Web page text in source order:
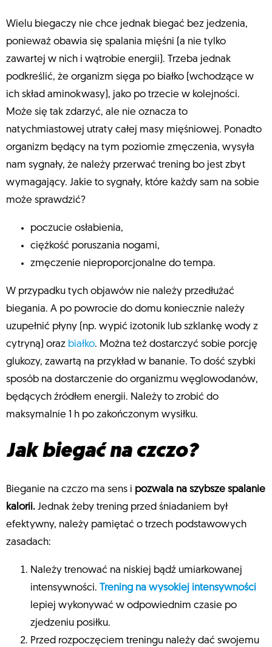
Wielu biegaczy nie chce jednak biegać bez jedzenia,
ponieważ obawia się spalania mięśni (a nie tylko
zawartej w nich i wątrobie energii). Trzeba jednak
podkreślić, że organizm sięga po białko (wchodzące w
ich skład aminokwasy), jako po trzecie w kolejności.
Może się tak zdarzyć, ale nie oznacza to
natychmiastowej utraty całej masy mięśniowej. Ponadto
organizm będący na tym poziomie zmęczenia, wysyła
nam sygnały, że należy przerwać trening bo jest zbyt
wymagający. Jakie to sygnały, które każdy sam na sobie
może sprawdzić?
poczucie osłabienia,
ciężkość poruszania nogami,
zmęczenie nieproporcjonalne do tempa.
W przypadku tych objawów nie należy przedłużać
biegania. A po powrocie do domu koniecznie należy
uzupełnić płyny (np. wypić izotonik lub szklankę wody z
cytryną) oraz białko. Można też dostarczyć sobie porcję
glukozy, zawartą na przykład w bananie. To dość szybki
sposób na dostarczenie do organizmu węglowodanów,
będących źródłem energii. Należy to zrobić do
maksymalnie 1 h po zakończonym wysiłku.
Jak biegać na czczo?
Bieganie na czczo ma sens i pozwala na szybsze spalanie
kalorii. Jednak żeby trening przed śniadaniem był
efektywny, należy pamiętać o trzech podstawowych
zasadach:
Należy trenować na niskiej bądź umiarkowanej
intensywności. Trening na wysokiej intensywności
lepiej wykonywać w odpowiednim czasie po
zjedzeniu posiłku.
Przed rozpoczęciem treningu należy dać swojemu